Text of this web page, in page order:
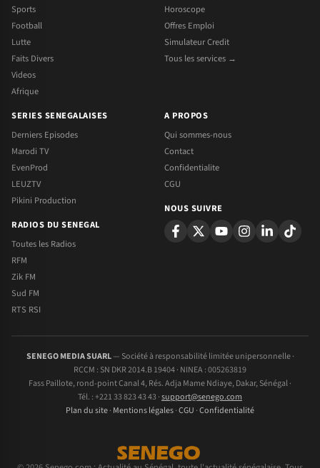
Sports
Football
Lutte
Faits Divers
Videos
Afrique
Horoscope
Offres Emploi
Simulateur Credit
Tous les services →
SERIES SENEGALAISES
Derniers Episodes
Marodi TV
EvenProd
LEUZTV
Pikini Production
RADIOS DU SENEGAL
Toutes les Radios
RFM
Zik FM
Sud FM
RTS RSI
A PROPOS
Qui sommes-nous
Contact
Confidentialite
CGU
NOUS SUIVRE
SENEGO MEDIA SUARL— Société à responsabilité limitée unipersonnelle ·
RCCM : SN DKR 2014.B 19404 · NINEA : 005263819
Fass Paillote, rond-point Canal 4, Rés. Adja Mame Ndiaye, Dakar, Sénégal ·
Tél. : +221 33 823 43 43 ·support@senego.com
Plan du site· Mentions légales·CGU ·Confidentialité